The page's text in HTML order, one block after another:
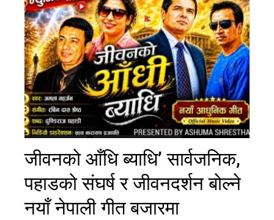
जीवनको आँधि ब्याधि’ सार्वजनिक,
पहाडको संघर्ष र जीवनदर्शन बोल्ने
नयाँ नेपाली गीत बजारमा